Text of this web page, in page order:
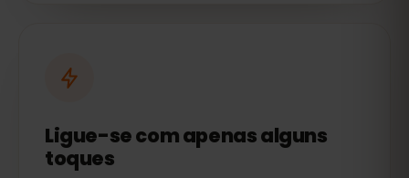
Ligue-se com apenas alguns
toques